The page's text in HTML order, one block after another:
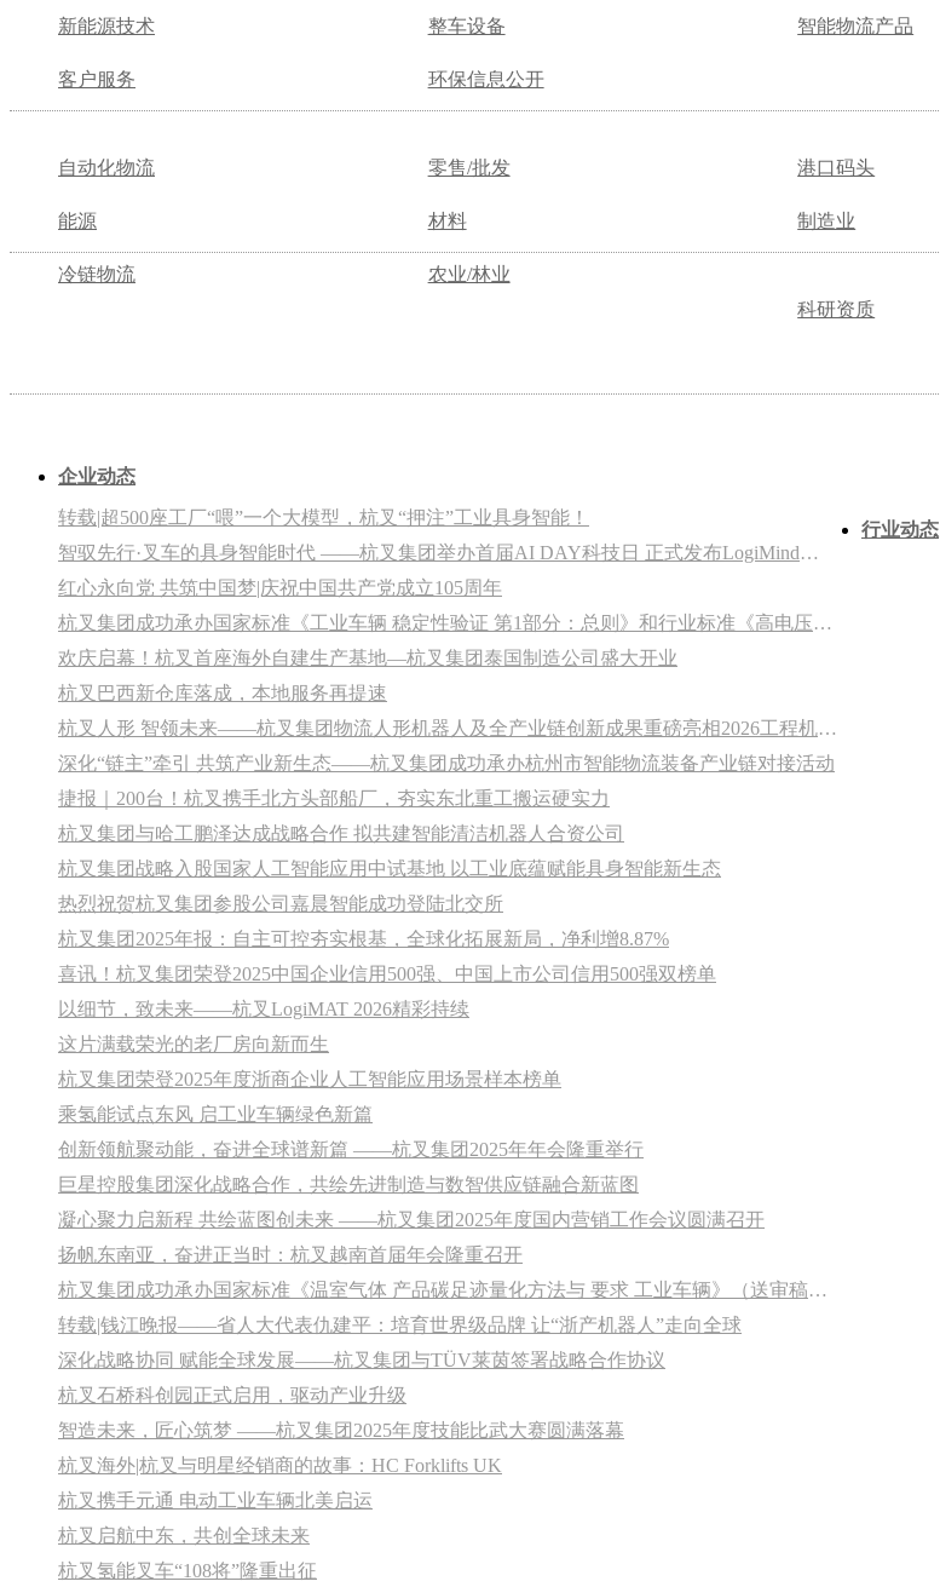
新能源技术 整车设备 智能物流产品
客户服务 环保信息公开
自动化物流 零售/批发 港口码头
能源 材料 制造业
冷链物流 农业/林业
科研资质
企业动态
转载|超500座工厂“喂”一个大模型，杭叉“押注”工业具身智能！
智驭先行·叉车的具身智能时代 ——杭叉集团举办首届AI DAY科技日 正式发布LogiMind具身大模型与全系列叉车机器人
红心永向党 共筑中国梦|庆祝中国共产党成立105周年
杭叉集团成功承办国家标准《工业车辆 稳定性验证 第1部分：总则》和行业标准《高电压工业车辆技术规范》（送审稿）专家审定会
欢庆启幕！杭叉首座海外自建生产基地—杭叉集团泰国制造公司盛大开业
杭叉巴西新仓库落成，本地服务再提速
杭叉人形 智领未来——杭叉集团物流人形机器人及全产业链创新成果重磅亮相2026工程机械科技节
深化“链主”牵引 共筑产业新生态——杭叉集团成功承办杭州市智能物流装备产业链对接活动
捷报｜200台！杭叉携手北方头部船厂，夯实东北重工搬运硬实力
杭叉集团与哈工鹏泽达成战略合作 拟共建智能清洁机器人合资公司
杭叉集团战略入股国家人工智能应用中试基地 以工业底蕴赋能具身智能新生态
热烈祝贺杭叉集团参股公司嘉晨智能成功登陆北交所
杭叉集团2025年报：自主可控夯实根基，全球化拓展新局，净利增8.87%
喜讯！杭叉集团荣登2025中国企业信用500强、中国上市公司信用500强双榜单
以细节，致未来——杭叉LogiMAT 2026精彩持续
这片满载荣光的老厂房向新而生
杭叉集团荣登2025年度浙商企业人工智能应用场景样本榜单
乘氢能试点东风 启工业车辆绿色新篇
创新领航聚动能，奋进全球谱新篇 ——杭叉集团2025年年会隆重举行
巨星控股集团深化战略合作，共绘先进制造与数智供应链融合新蓝图
凝心聚力启新程 共绘蓝图创未来 ——杭叉集团2025年度国内营销工作会议圆满召开
扬帆东南亚，奋进正当时：杭叉越南首届年会隆重召开
杭叉集团成功承办国家标准《温室气体 产品碳足迹量化方法与 要求 工业车辆》（送审稿）审查会
转载|钱江晚报——省人大代表仇建平：培育世界级品牌 让“浙产机器人”走向全球
深化战略协同 赋能全球发展——杭叉集团与TÜV莱茵签署战略合作协议
杭叉石桥科创园正式启用，驱动产业升级
智造未来，匠心筑梦 ——杭叉集团2025年度技能比武大赛圆满落幕
杭叉海外|杭叉与明星经销商的故事：HC Forklifts UK
杭叉携手元通 电动工业车辆北美启运
杭叉启航中东，共创全球未来
杭叉氢能叉车“108将”隆重出征
行业动态